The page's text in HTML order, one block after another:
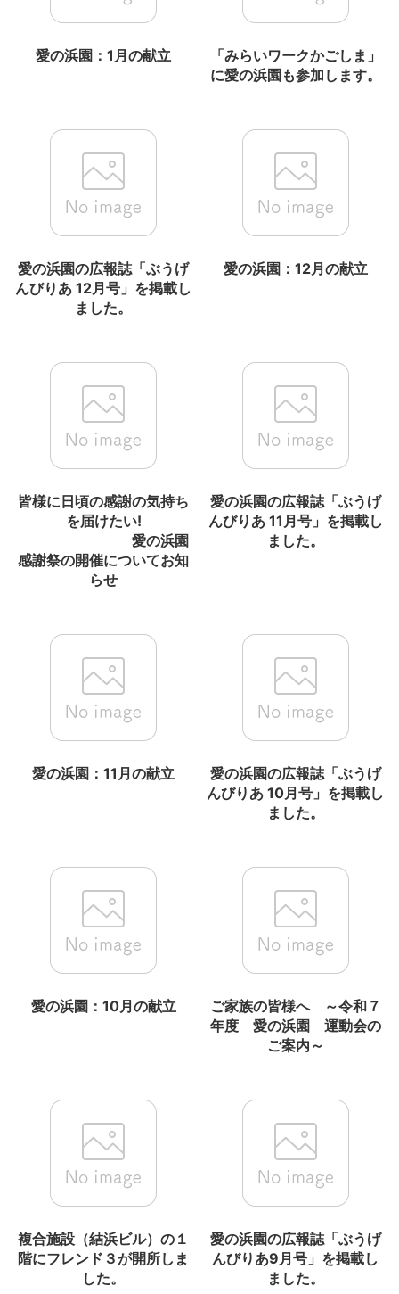
愛の浜園：1月の献立
「みらいワークかごしま」
に愛の浜園も参加します。
愛の浜園の広報誌「ぶうげ
んびりあ 12月号」を掲載し
ました。
愛の浜園：12月の献立
皆様に日頃の感謝の気持ち
を届けたい!
愛の浜園
感謝祭の開催についてお知
らせ
愛の浜園の広報誌「ぶうげ
んびりあ 11月号」を掲載し
ました。
愛の浜園：11月の献立
愛の浜園の広報誌「ぶうげ
んびりあ 10月号」を掲載し
ました。
愛の浜園：10月の献立
ご家族の皆様へ ～令和７
年度 愛の浜園 運動会の
ご案内～
複合施設（結浜ビル）の１
階にフレンド３が開所しま
した。
愛の浜園の広報誌「ぶうげ
んびりあ9月号」を掲載し
ました。